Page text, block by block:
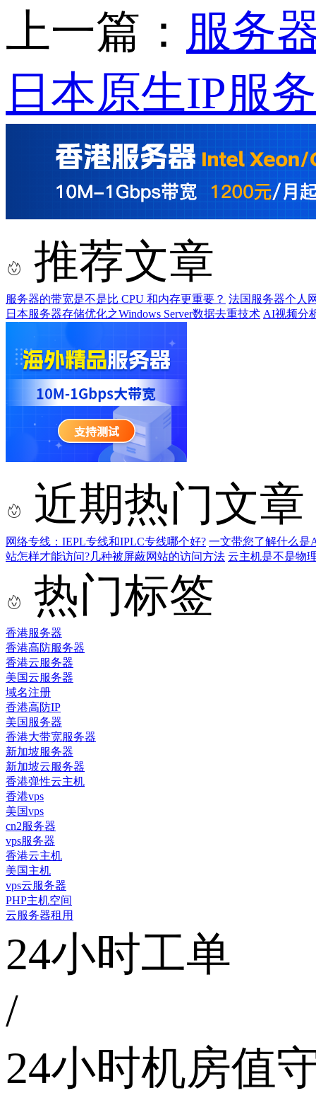
上一篇： 服务
日本原生IP服
推荐文章
服务器的带宽是不是比 CPU 和内存更重要？ 法国服务器个人
日本服务器存储优化之Windows Server数据去重技术 AI视频分
近期热门文章
网络专线：IEPL专线和IPLC专线哪个好? 一文带您了解什么是
站怎样才能访问?几种被屏蔽网站的访问方法 云主机是不是物
热门标签
香港服务器
香港高防服务器
香港云服务器
美国云服务器
域名注册
香港高防IP
美国服务器
香港大带宽服务器
新加坡服务器
新加坡云服务器
香港弹性云主机
香港vps
美国vps
cn2服务器
vps服务器
香港云主机
美国主机
vps云服务器
PHP主机空间
云服务器租用
24小时工单
/
24小时机房值